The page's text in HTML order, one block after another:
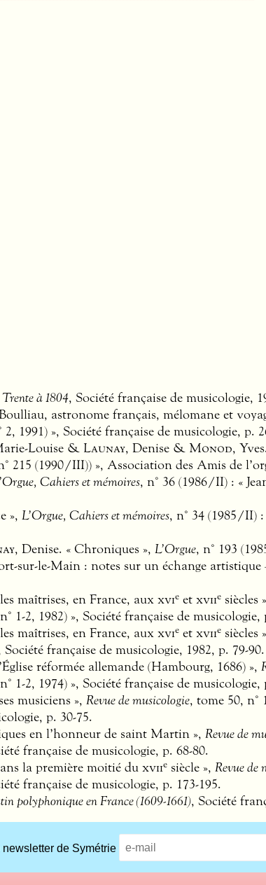
à 1804, Société française de musicologie,
astronome français, mélomane et
2, 1991) », Société française de musicologie, p.
Louise & Launay, Denise & Monod,
215 (1990/III)) », Association des Amis de
Cahiers et mémoires, n° 36 (1986/II) : «
», L’Orgue, Cahiers et mémoires, n° 34 (1985/II)
, Denise. « Chroniques », L’Orgue, n° 193
sur-le-Main : notes sur un échange
maîtrises, en France, aux xvie et xviie siècles
1-2, 1982) », Société française de musicologie,
maîtrises, en France, aux xvie et xviie siècles
française de musicologie, 1982, p. 79-90.
réformée allemande (Hambourg, 1686) »,
1-2, 1974) », Société française de musicologie,
musiciens », Revue de musicologie, tome 50, n°
p. 30-75.
en l’honneur de saint Martin », Revue de
française de musicologie, p. 68-80.
la première moitié du xviie siècle », Revue de
française de musicologie, p. 173-195.
polyphonique en France (1609-1661), Société
newsletter de Symétrie